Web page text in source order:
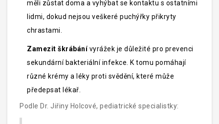
měli zůstat doma a vyhýbat se kontaktu s ostatními
lidmi, dokud nejsou veškeré puchýřky přikryty
chrastami.
Zamezit škrábánívyrážek je důležité pro prevenci
sekundární bakteriální infekce. K tomu pomáhají
různé krémy a léky proti svědění, které může
předepsat lékař.
Podle Dr. Jiřiny Holcové, pediatrické specialistky: